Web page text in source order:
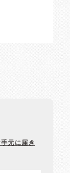
元に届き